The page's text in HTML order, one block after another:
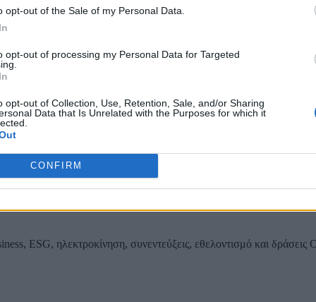
opt-out of the Sale of my Personal Data.
opt-out of processing my Personal Data for Targeted
opt-out of Collection, Use, Retention, Sale, and/or Sharing
Data that Is Unrelated with the Purposes for which it
CONFIRM
του ESG, του Green Business και των ΟΤΑ
ESG, ηλεκτροκίνηση, συνεντεύξεις, εθελοντισμό και